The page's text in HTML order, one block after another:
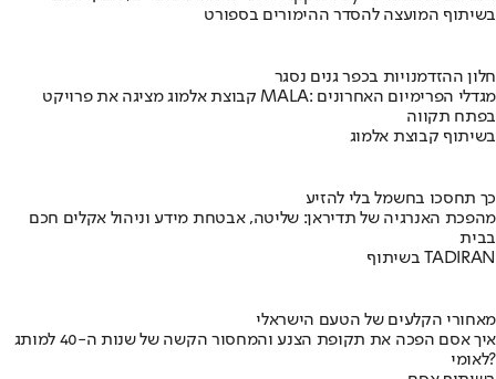
בשיתוף המועצה להסדר ההימורים בספורט
חלון ההזדמנויות בכפר גנים נסגר
קבוצת אלמוג מציגה את פרויקט MALA: מגדלי הפרימיום האחרונים
בפתח תקווה
בשיתוף קבוצת אלמוג
כך תחסכו בחשמל בלי להזיע
מהפכת האנרגיה של תדיראן: שליטה, אבטחת מידע וניהול אקלים חכם
בבית
בשיתוף TADIRAN
מאחורי הקלעים של הטעם הישראלי
איך אסם הפכה את תקופת הצנע והמחסור הקשה של שנות ה-40 למותג
לאומי?